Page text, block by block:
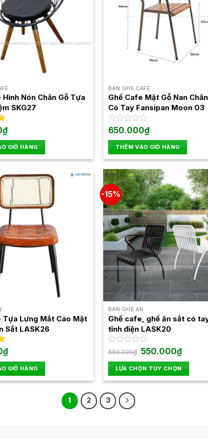
Hình Nón Chân Gỗ Tựa
SKG27
₫
GIỎ HÀNG
BÀN GHẾ CAFE
Ghế Cafe Mặt Gỗ Nan
Có Tay Fansipan Moon 03
Được
hạng
0
5
sao
650.000₫
THÊM VÀO GIỎ HÀNG
Tựa Lưng Mắt Cáo Mặt
Sắt LASK26
₫
GIỎ HÀNG
-15%
BÀN GHẾ ĂN
Ghế cafe, ghế ăn sắt có
tĩnh điện LASK20
Được
hạng
0
5
650.000₫ Giá
gốc
là:
650.000₫.
550.000₫Giá
hiện
tại
là:
LỰA CHỌN TÙY CHỌN
Sản
phẩm
này
1 2 3